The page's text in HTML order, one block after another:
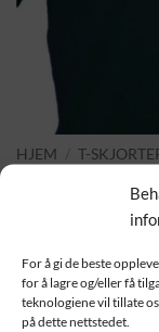
For å gi de beste
for å lagre og/eller få
teknologiene vil tillate
på dette nettstedet.
HJEM T-
229.00
Police